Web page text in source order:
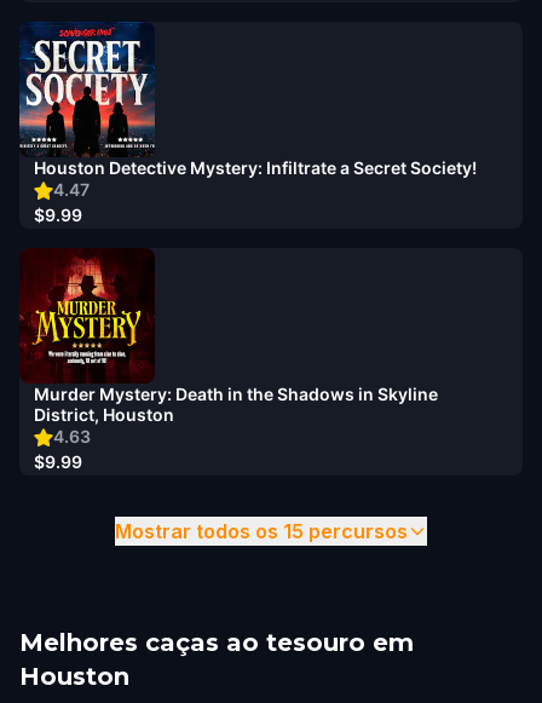
4.47
Houston Detective Mystery: Infiltrate a Secret Society!
$9.99
4.63
Murder Mystery: Death in the Shadows in Skyline
District, Houston
$9.99
Mostrar todos os 15 percursos
Melhores caças ao tesouro em
Houston